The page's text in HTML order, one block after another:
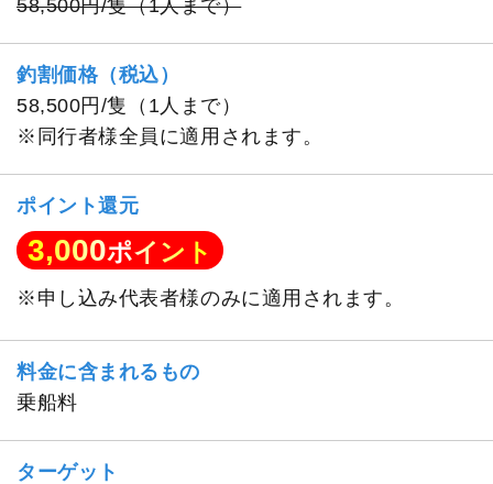
58,500円/隻（1人まで）
釣割価格（税込）
58,500円/隻（1人まで）
※同行者様全員に適用されます。
ポイント還元
3,000ポイント
※申し込み代表者様のみに適用されます。
料金に含まれるもの
乗船料
ターゲット